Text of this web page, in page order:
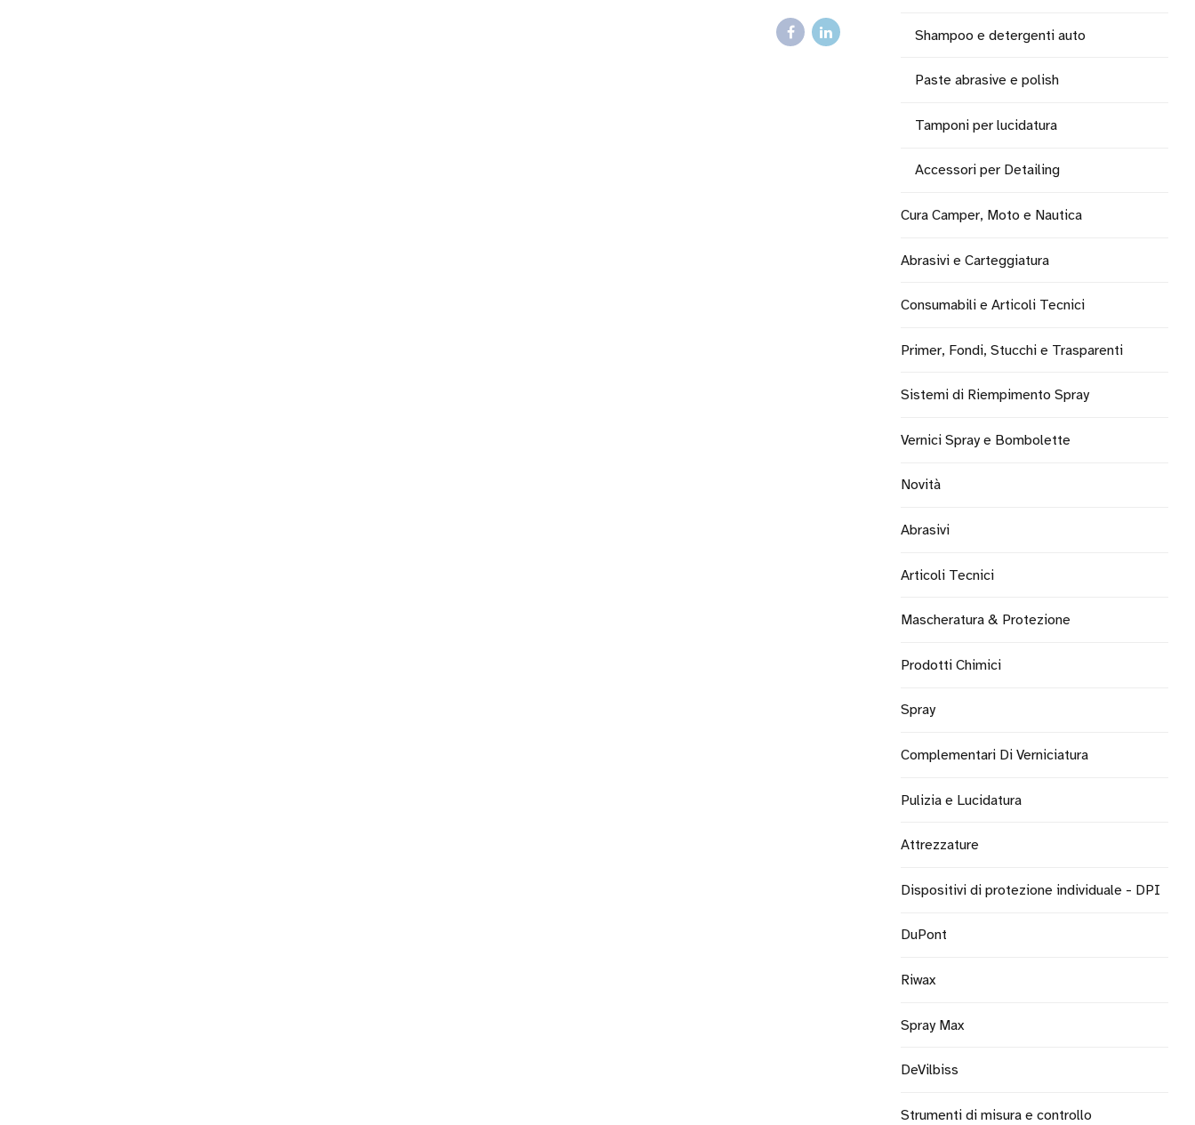
Shampoo e detergenti auto
Paste abrasive e polish
Tamponi per lucidatura
Accessori per Detailing
Cura Camper, Moto e Nautica
Abrasivi e Carteggiatura
Consumabili e Articoli Tecnici
Primer, Fondi, Stucchi e Trasparenti
Sistemi di Riempimento Spray
Vernici Spray e Bombolette
Novità
Abrasivi
Articoli Tecnici
Mascheratura & Protezione
Prodotti Chimici
Spray
Complementari Di Verniciatura
Pulizia e Lucidatura
Attrezzature
Dispositivi di protezione individuale - DPI
DuPont
Riwax
Spray Max
DeVilbiss
Strumenti di misura e controllo